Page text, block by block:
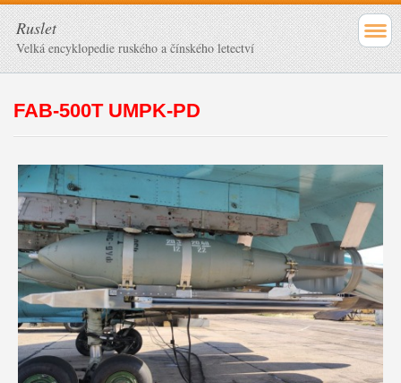
Ruslet
Velká encyklopedie ruského a čínského letectví
FAB-500T UMPK-PD